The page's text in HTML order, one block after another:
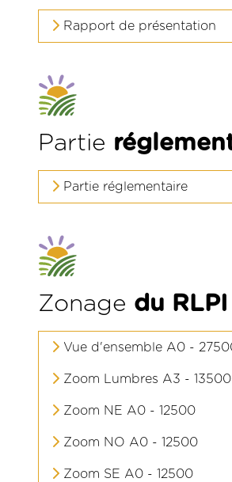
Rapport de présentation
Partie
Partie réglementaire
Zonage du RLPI
Vue d'ensemble A0 -
Zoom Lumbres A3 - 13500
Zoom NE A0 - 12500
Zoom NO A0 - 12500
Zoom SE A0 - 12500